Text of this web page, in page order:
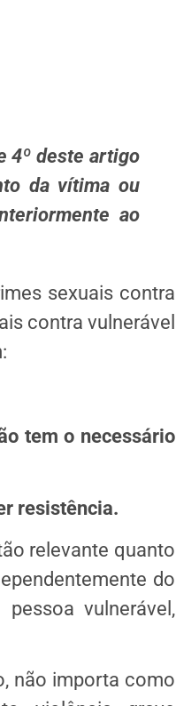
4º deste artigo
da vítima ou
ao
sexuais contra
contra vulnerável
tem o necessário
resistência.
relevante quanto
do
vulnerável,
não importa como